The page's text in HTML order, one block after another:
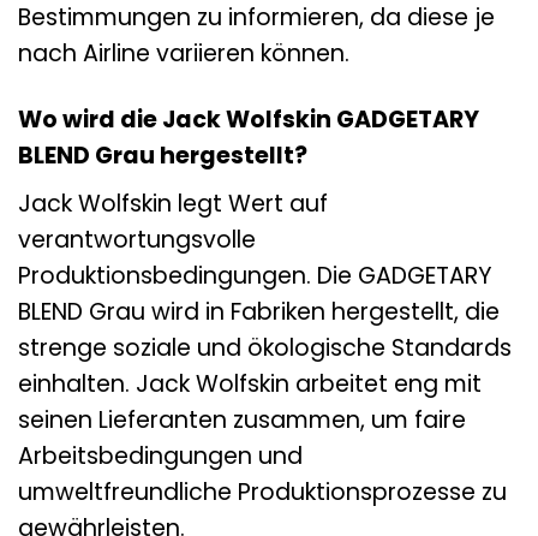
Bestimmungen zu informieren, da diese je
nach Airline variieren können.
Wo wird die Jack Wolfskin GADGETARY
BLEND Grau hergestellt?
Jack Wolfskin legt Wert auf
verantwortungsvolle
Produktionsbedingungen. Die GADGETARY
BLEND Grau wird in Fabriken hergestellt, die
strenge soziale und ökologische Standards
einhalten. Jack Wolfskin arbeitet eng mit
seinen Lieferanten zusammen, um faire
Arbeitsbedingungen und
umweltfreundliche Produktionsprozesse zu
gewährleisten.